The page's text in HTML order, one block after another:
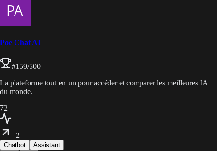
Poe Chat AI
#159/500
La plateforme tout-en-un pour accéder et comparer les meilleures IA
du monde.
72
+2
Chatbot Assistant